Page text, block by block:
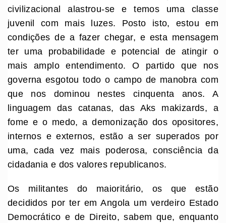
civilizacional alastrou-se e temos uma classe
juvenil com mais luzes. Posto isto, estou em
condições de a fazer chegar, e esta mensagem
ter uma probabilidade e potencial de atingir o
mais amplo entendimento. O partido que nos
governa esgotou todo o campo de manobra com
que nos dominou nestes cinquenta anos. A
linguagem das catanas, das Aks makizards, a
fome e o medo, a demonização dos opositores,
internos e externos, estão a ser superados por
uma, cada vez mais poderosa, consciência da
cidadania e dos valores republicanos.
Os militantes do maioritário, os que estão
decididos por ter em Angola um verdeiro Estado
Democrático e de Direito, sabem que, enquanto